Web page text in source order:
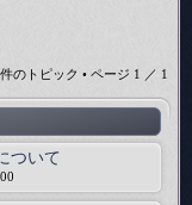
のトピック • ページ 1 ／ 1
ついて